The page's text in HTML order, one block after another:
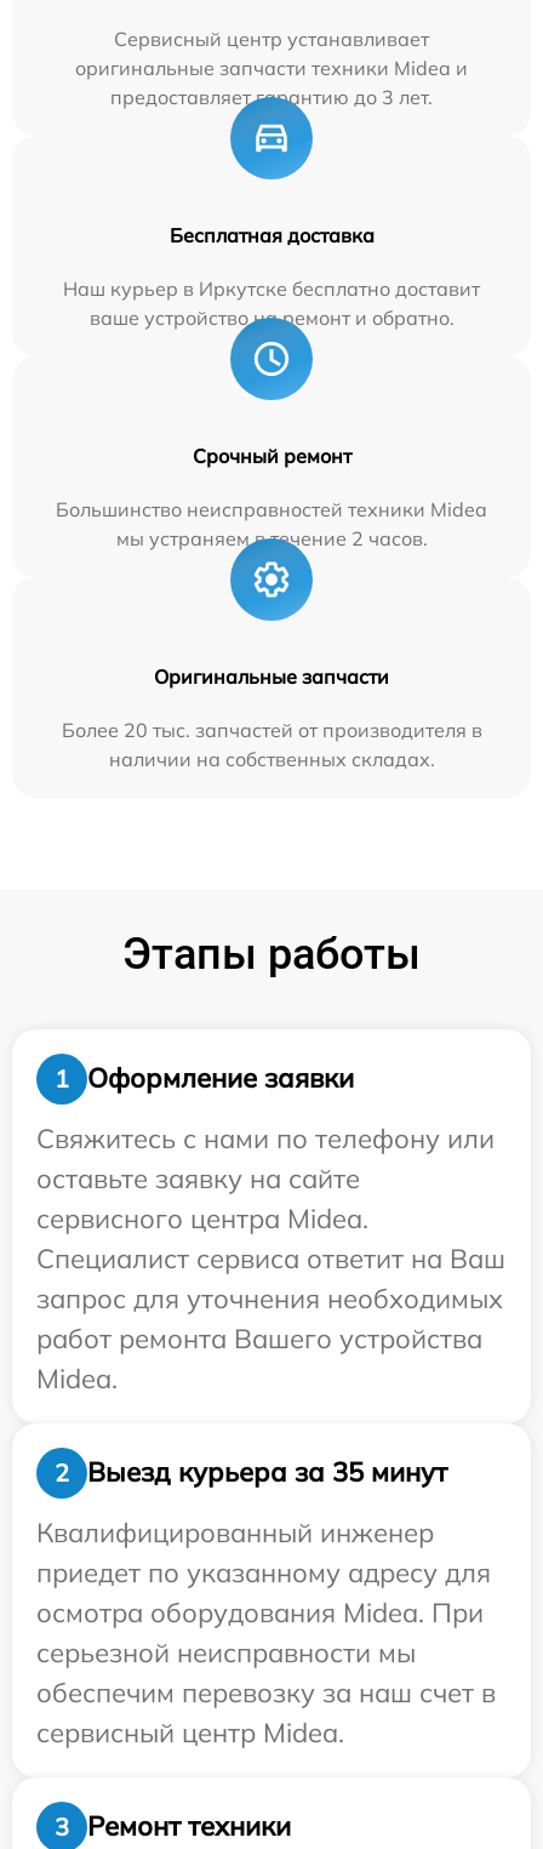
Сервисный центр устанавливает
оригинальные запчасти техники Midea и
предоставляет гарантию до 3 лет.
Бесплатная доставка
Наш курьер в Иркутске бесплатно доставит
ваше устройство на ремонт и обратно.
Срочный ремонт
Большинство неисправностей техники Midea
мы устраняем в течение 2 часов.
Оригинальные запчасти
Более 20 тыс. запчастей от производителя в
наличии на собственных складах.
Этапы работы
1
Оформление заявки
Свяжитесь с нами по телефону или
оставьте заявку на сайте
сервисного центра Midea.
Специалист сервиса ответит на Ваш
запрос для уточнения необходимых
работ ремонта Вашего устройства
Midea.
2
Выезд курьера за 35 минут
Квалифицированный инженер
приедет по указанному адресу для
осмотра оборудования Midea. При
серьезной неисправности мы
обеспечим перевозку за наш счет в
сервисный центр Midea.
3 Ремонт техники